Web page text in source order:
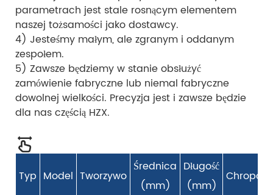
parametrach jest stale rosnącym elementem
naszej tożsamości jako dostawcy.
4) Jesteśmy małym, ale zgranym i oddanym
zespołem.
5) Zawsze będziemy w stanie obsłużyć
zamówienie fabryczne lub niemal fabryczne
dowolnej wielkości. Precyzja jest i zawsze będzie
dla nas częścią HZX.
Typ Model Tworzywo
Średnica
(mm)
Długość
(mm)